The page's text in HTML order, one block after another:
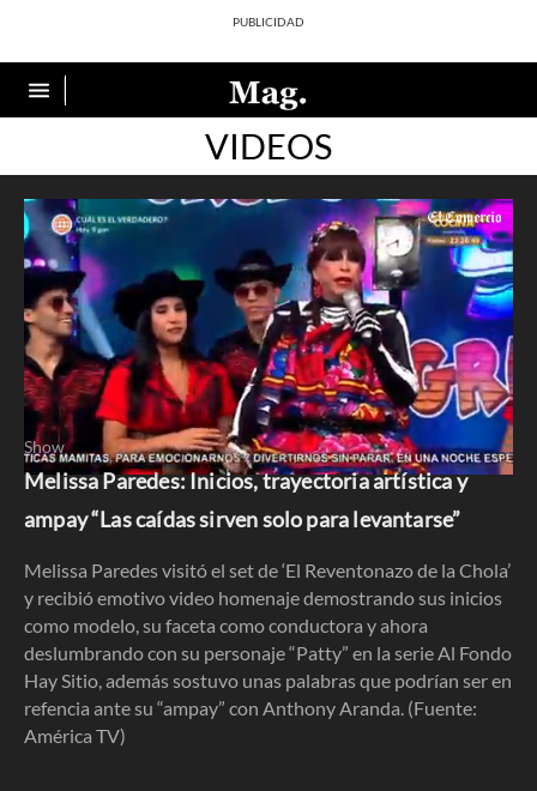
VIDEOS
0
of
24
seconds
Show
Melissa Paredes: Inicios, trayectoria artística y
ampay “Las caídas sirven solo para levantarse”
Melissa Paredes visitó el set de ‘El Reventonazo de la Chola’
y recibió emotivo video homenaje demostrando sus inicios
como modelo, su faceta como conductora y ahora
deslumbrando con su personaje “Patty” en la serie Al Fondo
Hay Sitio, además sostuvo unas palabras que podrían ser en
refencia ante su “ampay” con Anthony Aranda. (Fuente:
América TV)